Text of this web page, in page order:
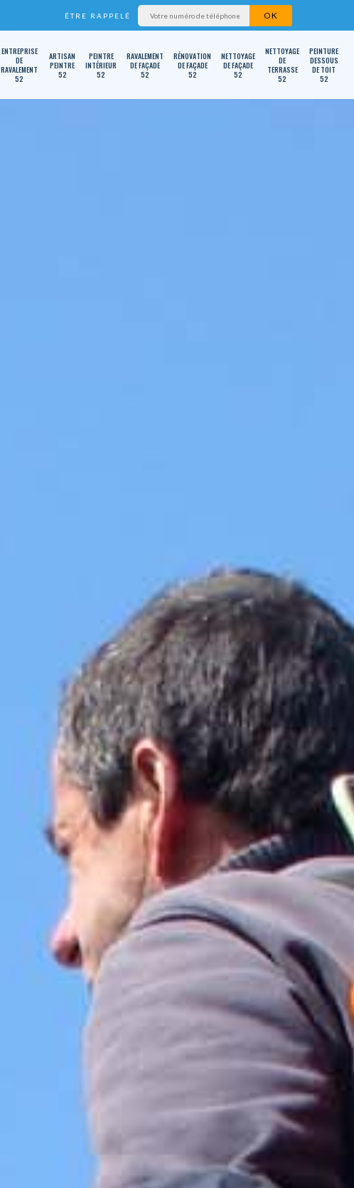
ÊTRE RAPPELÉ
ENTREPRISE
DE
RAVALEMENT
52
ARTISAN
PEINTRE
52
PEINTRE
INTÉRIEUR
52
RAVALEMENT
DE FAÇADE
52
RÉNOVATION
DE FAÇADE
52
NETTOYAGE
DE FAÇADE
52
NETTOYAGE
DE
TERRASSE
52
PEINTURE
DESSOUS
DE TOIT
52